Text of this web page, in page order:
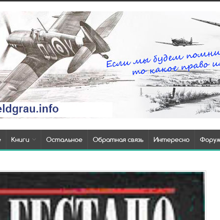
Книги Остальное Обратная связь Интересно